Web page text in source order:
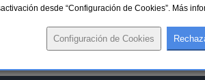
Buscar otros
desde “Configuración de Cookies”. Más